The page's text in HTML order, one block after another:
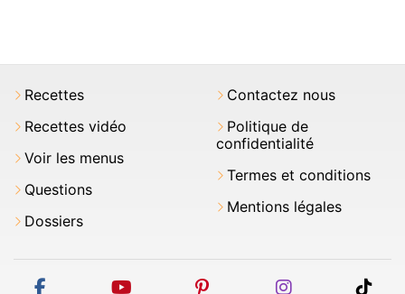
Recettes
Recettes vidéo
Voir les menus
Questions
Dossiers
Contactez nous
Politique de
confidentialité
Termes et conditions
Mentions légales
facebook youtube pinterest instagram